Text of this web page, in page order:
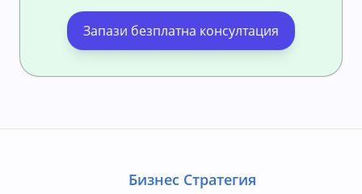
Запази безплатна консултация
Бизнес Стратегия